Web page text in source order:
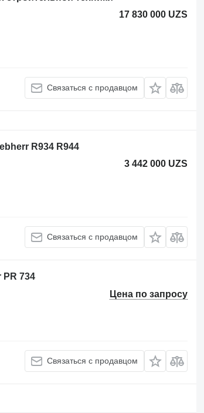
17 830 000 UZS
Связаться с продавцом
R934 R944
3 442 000 UZS
Связаться с продавцом
734
Цена по запросу
Связаться с продавцом